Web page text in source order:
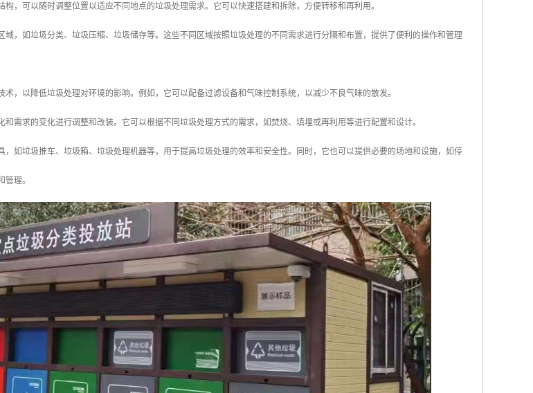
，可以随时调整位置以适应不同地点的垃圾处理需求。它可以快速搭建和拆除，方便转移和再利用。
域，如垃圾分类、垃圾压缩、垃圾储存等。这些不同区域按照垃圾处理的不同需求进行分隔和布置，提供了便利的操作和管理
，以降低垃圾处理对环境的影响。例如，它可以配备过滤设备和气味控制系统，以减少不良气味的散发。
需求的变化进行调整和改装。它可以根据不同垃圾处理方式的需求，如焚烧、填埋或再利用等进行配置和设计。
，如垃圾推车、垃圾箱、垃圾处理机器等，用于提高垃圾处理的效率和安全性。同时，它也可以提供必要的场地和设施，如停
理。